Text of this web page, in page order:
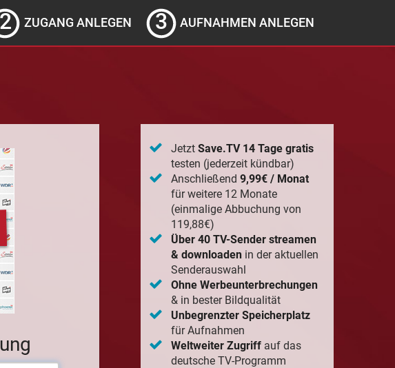
ZUGANG ANLEGEN AUFNAHMEN ANLEGEN
Jetzt Save.TV 14 Tage gratis
testen (jederzeit kündbar)
Anschließend 9,99€ / Monat
für weitere 12 Monate
(einmalige Abbuchung von
119,88€)
Über 40 TV-Sender streamen
& downloadenin der aktuellen
Senderauswahl
Ohne Werbeunterbrechungen
& in bester Bildqualität
Unbegrenzter Speicherplatz
für Aufnahmen
Weltweiter Zugriffauf das
deutsche TV-Programm